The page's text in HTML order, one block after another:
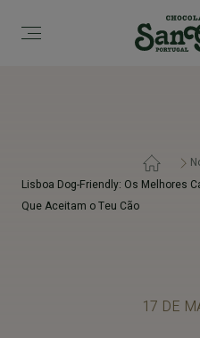
Passar para o conteúdo
Lisboa Dog-Friendly: Os Melhores
Que Aceitam o Teu Cão
17 DE